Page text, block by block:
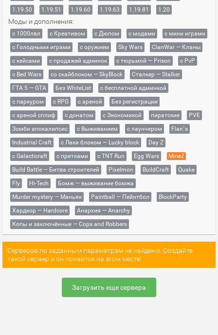
1.19.50
1.19.51 1.19.60 1.19.63 1.19.81 1.20
Моды и дополнения:
с 1000лвл c Креативом с Дюпом с модами
с мини играми
с Голодными играми
с оружием Sky Wars
ClanWar — Кланы
с кейсами
с продажей админок с тюрьмой — Prison
с PvP
с Bed Wars
со скайблоком — SkyBlock
Сталкер — Stalker
ГТА 5 — GTA
Без WhiteList
с бесплатной админкой
с паркуром
с RPG с ареной
Без регистрации
с ареной сплиф
с донатом с Экономикой пиратские
PVE
Зомби апокалипсис
с Выживанием с лаунчером
Flan`s
Industrial Craft
с Лаки блоком — Lucky block
Day Z
с Galacticraft
с прятками с TNT Run Egg Wars
MineZ
Build Battle — Битва строителей
Pixelmon BuildCraft
Quake
Fly
Hi-Tech
Бомж — выживание бомжа
Murder mystery — Маньяк
Paintball — Пейнтбол
BlockParty
Хардкор — Hardcore
Анархия — Anarchy
Копы и заключённые — Cops and Robbers
Серверов по заданным параметрам не найдено. Создайте
такой сервер и он появится на этом месте!
Загрузить еще сервера